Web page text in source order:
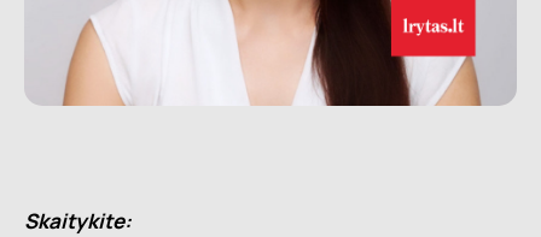
Skaitykite: